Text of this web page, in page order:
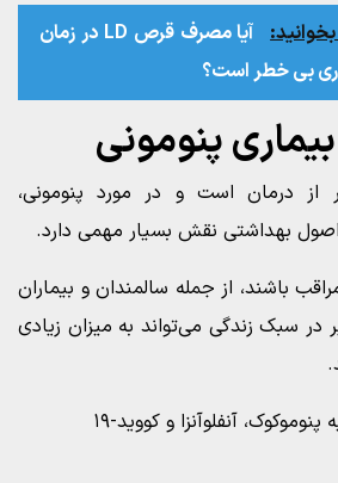
آیا مصرف قرص LD در زمان
بی‌ خطر است؟
پنومونی
از درمان است و در مورد پنومونی،
بهداشتی نقش بسیار مهمی دارد.
باشند، از جمله سالمندان و بیماران
در سبک زندگی می‌تواند به میزان زیادی
آنفلوآنزا و کووید-۱۹